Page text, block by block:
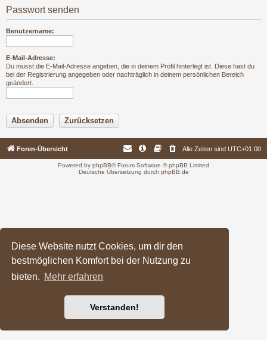
Diese Website nutzt Cookies, um dir den
bestmöglichen Komfort bei der Nutzung zu
bieten. Mehr erfahren
Verstanden!
Passwort senden
Benutzername:
E-Mail-Adresse:
Du musst die E-Mail-Adresse angeben, die in deinem Profil hinterlegt ist. Diese hast du
bei der Registrierung angegeben oder nachträglich in deinem persönlichen Bereich
geändert.
Foren-Übersicht Alle Zeiten sind UTC+01:00
Powered by phpBB® Forum Software © phpBB Limited
Deutsche Übersetzung durch phpBB.de